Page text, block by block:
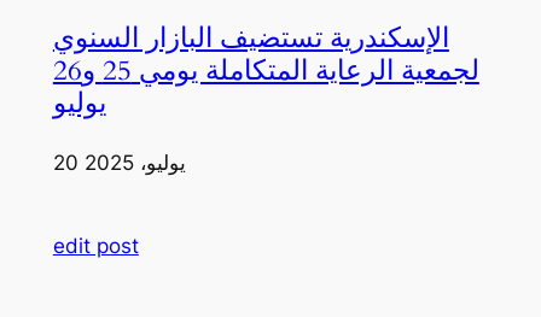
الإسكندرية تستضيف البازار السنوي
لجمعية الرعاية المتكاملة يومي 25 و26
يوليو
20 يوليو، 2025
edit post